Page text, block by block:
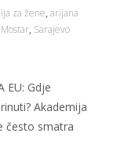
za žene, arijana
Mostar, Sarajevo
EU: Gdje
Akademija
često smatra